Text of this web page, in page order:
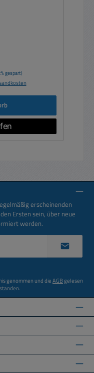
gespart)
erscheinenden
Ersten sein, über neue
werden.
genommen und dieAGBgelesen